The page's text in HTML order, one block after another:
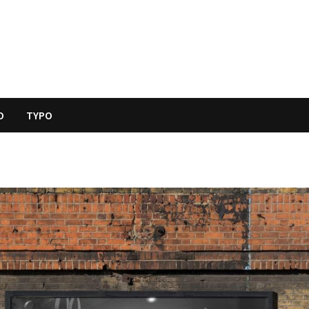
TYPO